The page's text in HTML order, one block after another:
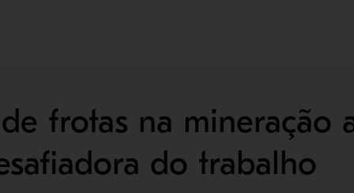
frotas na mineração
do trabalho